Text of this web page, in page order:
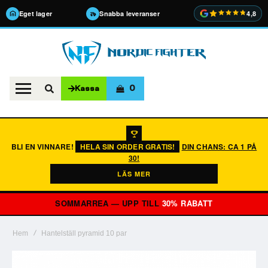
Eget lager Snabba leveranser 4,8
Kassa 0
BLI EN VINNARE! HELA SIN ORDER GRATIS!
DIN CHANS: CA 1 PÅ
30!
LÄS MER
SOMMARREA — UPP TILL 30% RABATT
Hem Hantelställ pyramid 10 par